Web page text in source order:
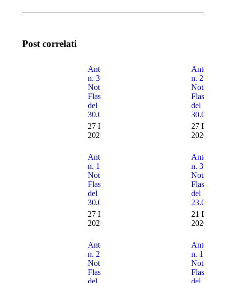
Post correlati
Anteprima
n. 3 delle
Notizie
Flash n. 30
del
30.07.2026
27 Luglio
2026
Anteprima
n. 2 delle
Notizie
Flash n. 30
del
27 Luglio
2026
Anteprima
n. 1 delle
Notizie
Flash n. 30
del
30.07.2026
27 Luglio
2026
Anteprima
n. 3 delle
Notizie
Flash n. 29
del
21 Luglio
2026
Anteprima
n. 2 delle
Notizie
Flash n. 29
del
Anteprima
n. 1 delle
Notizie
Flash n. 29
del